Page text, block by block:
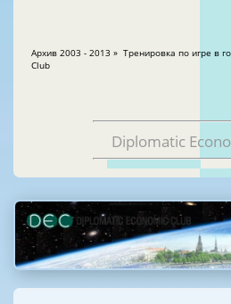
Aрхив 2003 - 2013 » Тренировка по игре в гольф » Views: 15010
Club
Diplomatic